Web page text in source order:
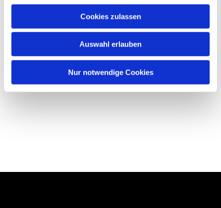
Cookies zulassen
Auswahl erlauben
Nur notwendige Cookies